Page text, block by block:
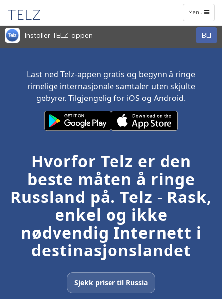
Toggle
navigation
Menu
TELZ
Installer TELZ-appen BLI
Last ned Telz-appen gratis og begynn å ringe
rimelige internasjonale samtaler uten skjulte
gebyrer. Tilgjengelig for iOS og Android.
Hvorfor Telz er den
beste måten å ringe
Russland på. Telz - Rask,
enkel og ikke
nødvendig Internett i
destinasjonslandet
Sjekk priser til Russia